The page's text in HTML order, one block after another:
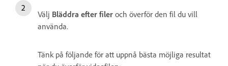
Välj Bläddra efter filer och överför den fil du vill
använda.
Tänk på följande för att uppnå bästa möjliga resultat